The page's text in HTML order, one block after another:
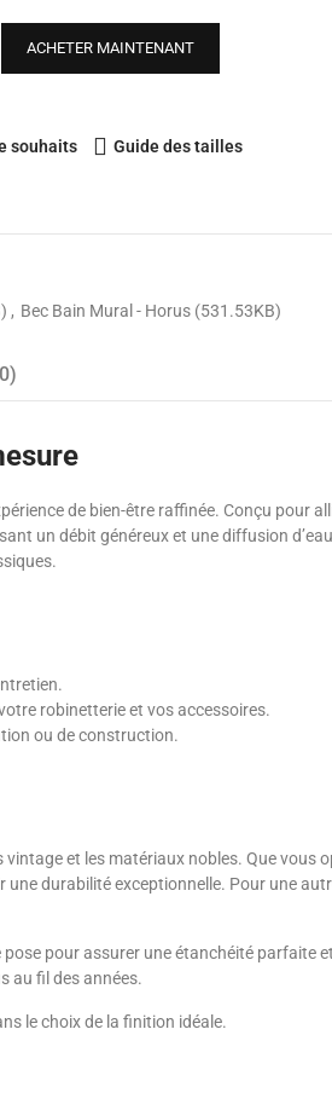
ACHETER MAINTENANT
souhaits Guide des tailles
Bec Bain Mural - Horus (531.53KB)
de bien-être raffinée. Conçu pour
un débit généreux et une diffusion
robinetterie et vos accessoires.
ou de construction.
et les matériaux nobles. Que vous
durabilité exceptionnelle. Pour une
pour assurer une étanchéité parfaite
au fil des années.
le choix de la finition idéale.